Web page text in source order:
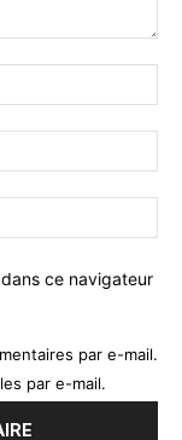
ce navigateur
par e-mail.
par e-mail.